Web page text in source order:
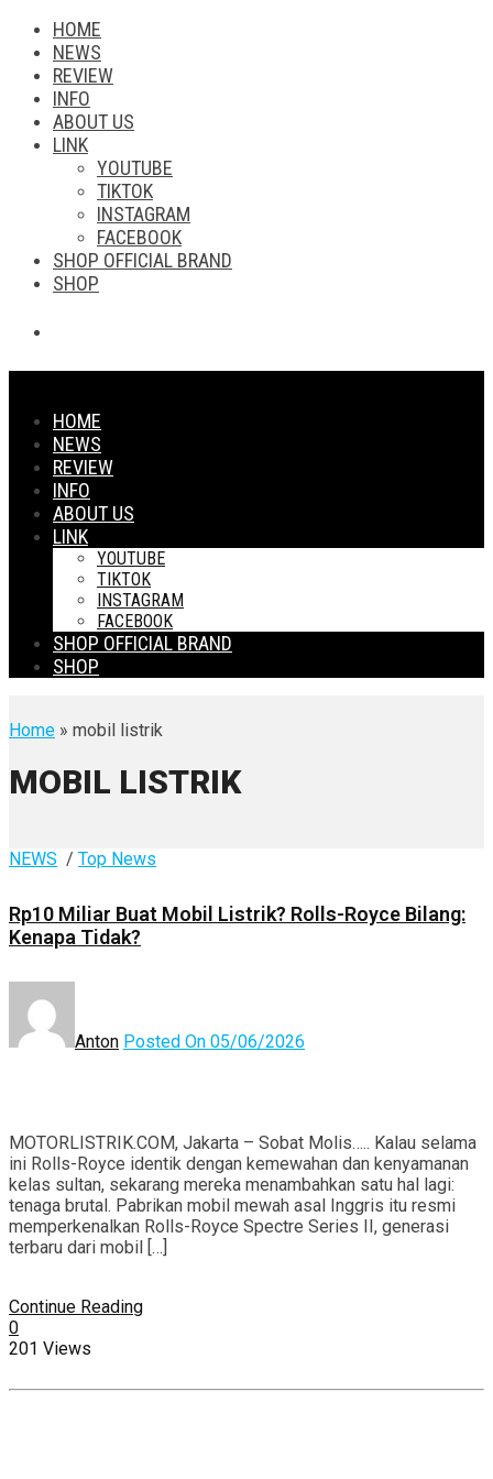
HOME
NEWS
REVIEW
INFO
ABOUT US
LINK
YOUTUBE
TIKTOK
INSTAGRAM
FACEBOOK
SHOP OFFICIAL BRAND
SHOP
HOME
NEWS
REVIEW
INFO
ABOUT US
LINK
YOUTUBE
TIKTOK
INSTAGRAM
FACEBOOK
SHOP OFFICIAL BRAND
SHOP
Home » mobil listrik
MOBIL LISTRIK
NEWS / Top News
Rp10 Miliar Buat Mobil Listrik? Rolls-Royce Bilang:
Kenapa Tidak?
Anton Posted On 05/06/2026
MOTORLISTRIK.COM, Jakarta – Sobat Molis….. Kalau selama
ini Rolls-Royce identik dengan kemewahan dan kenyamanan
kelas sultan, sekarang mereka menambahkan satu hal lagi:
tenaga brutal. Pabrikan mobil mewah asal Inggris itu resmi
memperkenalkan Rolls-Royce Spectre Series II, generasi
terbaru dari mobil […]
Continue Reading
0
201 Views